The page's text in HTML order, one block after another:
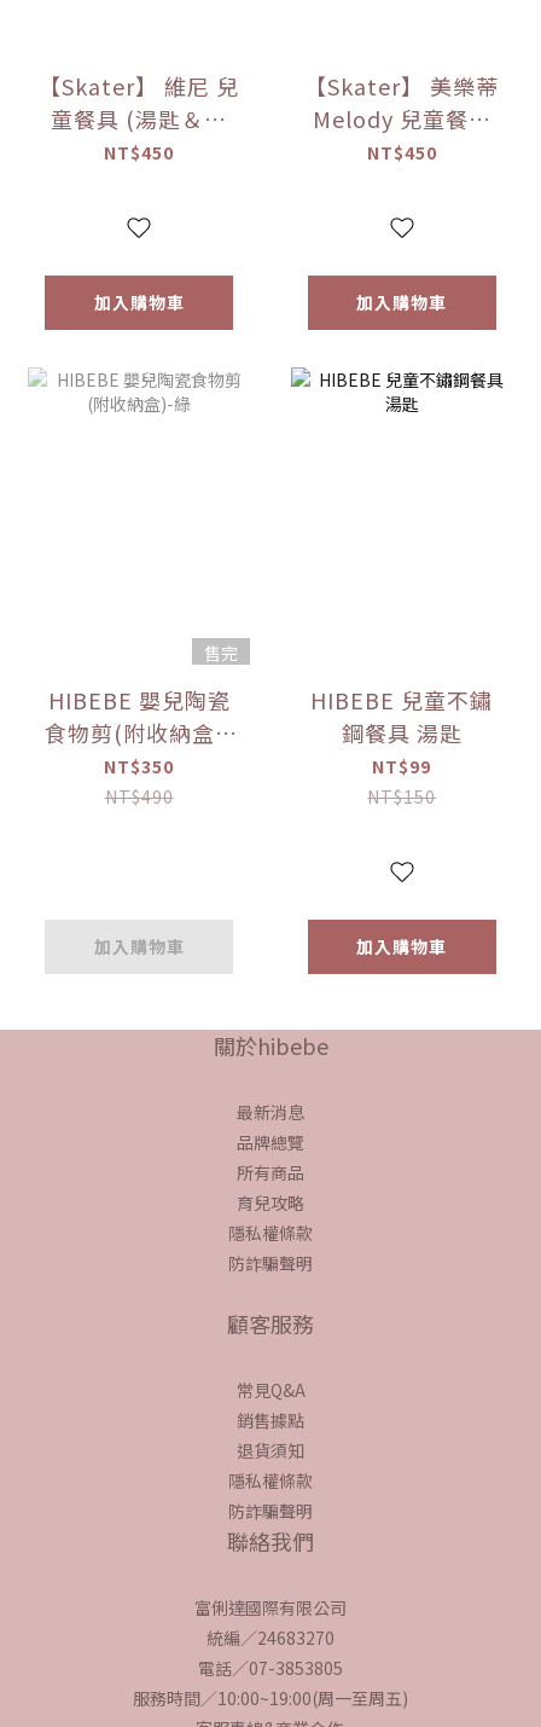
【Skater】 維尼 兒
童餐具 (湯匙＆叉
子)
NT$450
加入購物車
【Skater】 美樂蒂
Melody 兒童餐具
(湯匙＆叉子)
NT$450
加入購物車
售完
HIBEBE 嬰兒陶瓷
食物剪(附收納盒)-
綠
NT$350
NT$490
加入購物車
HIBEBE 兒童不鏽
鋼餐具 湯匙
NT$99
NT$150
加入購物車
關於hibebe
最新消息
品牌總覽
所有商品
育兒攻略
隱私權條款
防詐騙聲明
顧客服務
常見Q&A
銷售據點
退貨須知
隱私權條款
防詐騙聲明
聯絡我們
富俐達國際有限公司
統編／24683270
電話／07-3853805
服務時間／10:00~19:00(周一至周五)